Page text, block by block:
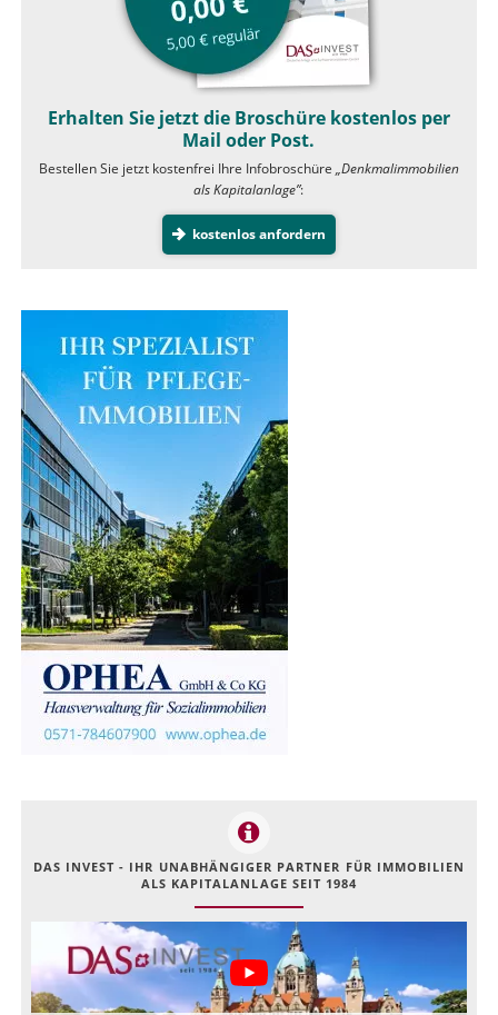
Erhalten Sie jetzt die Broschüre kostenlos per
Mail oder Post.
Bestellen Sie jetzt kostenfrei Ihre Infobroschüre „Denkmalimmobilien
als Kapitalanlage”:
kostenlos anfordern
DAS INVEST - IHR UNABHÄNGIGER PARTNER FÜR IMMOBILIEN
ALS KAPITALANLAGE SEIT 1984